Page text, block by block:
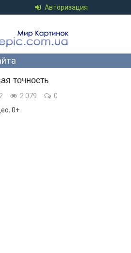
Авторизация
точность
2 079
0
, 0+